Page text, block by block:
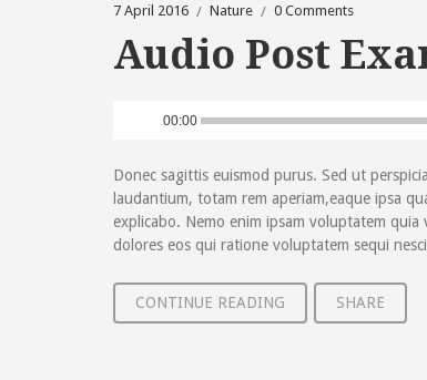
7 April 2016 Nature 0 Comments
Audio Post
00:00
Donec sagittis euismod purus. Sed ut
laudantium, totam rem aperiam,eaque ipsa
explicabo. Nemo enim ipsam voluptatem
dolores eos qui ratione voluptatem sequi
CONTINUE READING SHARE